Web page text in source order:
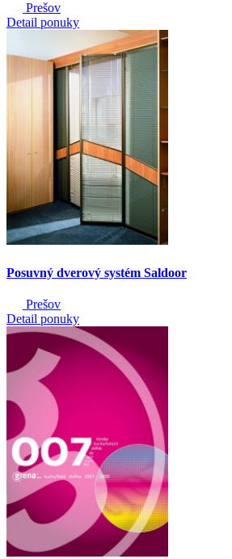
Prešov
Detail ponuky
Posuvný dverový systém Saldoor
Prešov
Detail ponuky